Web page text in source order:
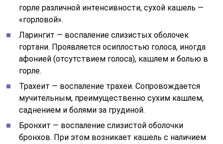
горле различной интенсивности, сухой кашель —
«горловой».
Ларингит — воспаление слизистых оболочек
гортани. Проявляется осиплостью голоса, иногда
афонией (отсутствием голоса), кашлем и болью в
горле.
Трахеит — воспаление трахеи. Сопровождается
мучительным, преимущественно сухим кашлем,
саднением и болями за грудиной.
Бронхит — воспаление слизистой оболочки
бронхов. При этом возникает кашель с наличием